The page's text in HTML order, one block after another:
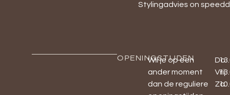
Stylingadvies on
OPENINGSTIJDEN
Wil je op een
ander moment
dan de reguliere
Do
Vrij
Za